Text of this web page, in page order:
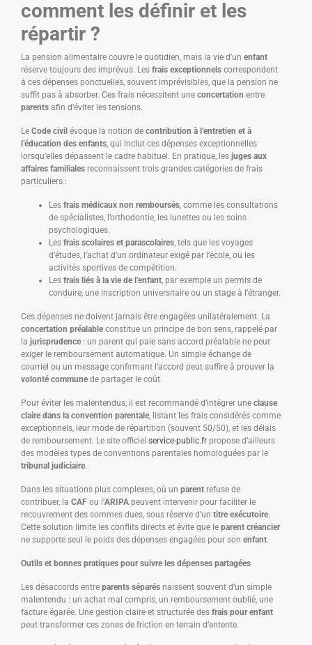
comment les définir et les
répartir ?
La pension alimentaire couvre le quotidien, mais la vie d’un enfant
réserve toujours des imprévus. Les frais exceptionnels correspondent
à ces dépenses ponctuelles, souvent imprévisibles, que la pension ne
suffit pas à absorber. Ces frais nécessitent une concertation entre
parents afin d’éviter les tensions.
Le Code civil évoque la notion de contribution à l’entretien et à
l’éducation des enfants, qui inclut ces dépenses exceptionnelles
lorsqu’elles dépassent le cadre habituel. En pratique, les juges aux
affaires familiales reconnaissent trois grandes catégories de frais
particuliers :
Les frais médicaux non remboursés, comme les consultations
de spécialistes, l’orthodontie, les lunettes ou les soins
psychologiques.
Les frais scolaires et parascolaires, tels que les voyages
d’études, l’achat d’un ordinateur exigé par l’école, ou les
activités sportives de compétition.
Les frais liés à la vie de l’enfant, par exemple un permis de
conduire, une inscription universitaire ou un stage à l’étranger.
Ces dépenses ne doivent jamais être engagées unilatéralement. La
concertation préalable constitue un principe de bon sens, rappelé par
la jurisprudence : un parent qui paie sans accord préalable ne peut
exiger le remboursement automatique. Un simple échange de
courriel ou un message confirmant l’accord peut suffire à prouver la
volonté commune de partager le coût.
Pour éviter les malentendus, il est recommandé d’intégrer une clause
claire dans la convention parentale, listant les frais considérés comme
exceptionnels, leur mode de répartition (souvent 50/50), et les délais
de remboursement. Le site officiel service-public.fr propose d’ailleurs
des modèles types de conventions parentales homologuées par le
tribunal judiciaire.
Dans les situations plus complexes, où un parent refuse de
contribuer, la CAF ou l’ARIPA peuvent intervenir pour faciliter le
recouvrement des sommes dues, sous réserve d’un titre exécutoire.
Cette solution limite les conflits directs et évite que le parent créancier
ne supporte seul le poids des dépenses engagées pour son enfant.
Outils et bonnes pratiques pour suivre les dépenses partagées
Les désaccords entre parents séparés naissent souvent d’un simple
malentendu : un achat mal compris, un remboursement oublié, une
facture égarée. Une gestion claire et structurée des frais pour enfant
peut transformer ces zones de friction en terrain d’entente.